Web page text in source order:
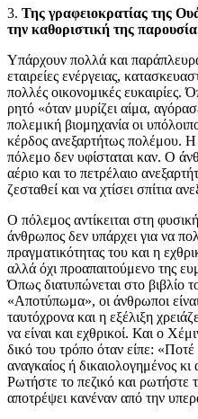
3. Της γραφειοκρατίας της
την καθοριστική της
Υπάρχουν πολλά και
εταιρείες ενέργειας,
πολλές οικονομικές ευκαιρίες.
ρητό «όταν μυρίζει αίμα,
πολεμική βιομηχανία οι
κέρδος ανεξαρτήτως πολέμου. Η
πόλεμο δεν υφίσταται καν. Ο
αέριο και το πετρέλαιο
ζεσταθεί και να χτίσει σπίτια
Ο πόλεμος αντίκειται στη
άνθρωπος δεν υπάρχει για να
πραγματικότητας του και η
αλλά όχι προαπαιτούμενο της
Όπως διατυπώνεται στο βιβλίο
«Αποτύπωμα», οι άνθρωποι
ταυτόχρονα και η εξέλιξη
να είναι και εχθρικοί. Και ο
δικό του τρόπο όταν είπε:
αναγκαίος ή δικαιολογημένος κι
Ρωτήστε το πεζικό και ρωτήστε
αποτρέψει κανέναν από την